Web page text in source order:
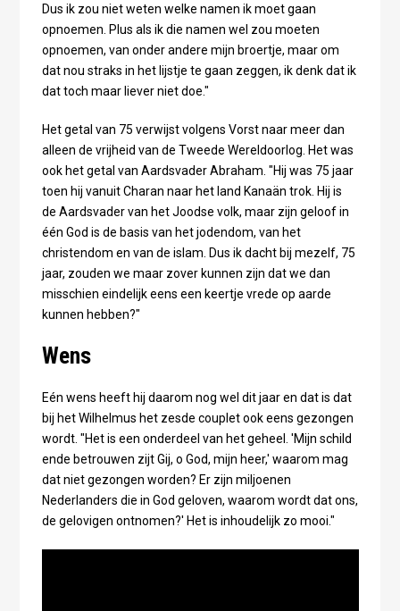
Dus ik zou niet weten welke namen ik moet gaan
opnoemen. Plus als ik die namen wel zou moeten
opnoemen, van onder andere mijn broertje, maar om
dat nou straks in het lijstje te gaan zeggen, ik denk dat ik
dat toch maar liever niet doe."
Het getal van 75 verwijst volgens Vorst naar meer dan
alleen de vrijheid van de Tweede Wereldoorlog. Het was
ook het getal van Aardsvader Abraham. "Hij was 75 jaar
toen hij vanuit Charan naar het land Kanaän trok. Hij is
de Aardsvader van het Joodse volk, maar zijn geloof in
één God is de basis van het jodendom, van het
christendom en van de islam. Dus ik dacht bij mezelf, 75
jaar, zouden we maar zover kunnen zijn dat we dan
misschien eindelijk eens een keertje vrede op aarde
kunnen hebben?"
Wens
Eén wens heeft hij daarom nog wel dit jaar en dat is dat
bij het Wilhelmus het zesde couplet ook eens gezongen
wordt. "Het is een onderdeel van het geheel. 'Mijn schild
ende betrouwen zijt Gij, o God, mijn heer,' waarom mag
dat niet gezongen worden? Er zijn miljoenen
Nederlanders die in God geloven, waarom wordt dat ons,
de gelovigen ontnomen?' Het is inhoudelijk zo mooi."